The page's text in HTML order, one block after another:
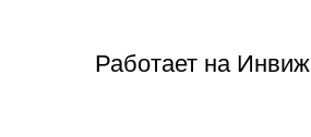
Работает на